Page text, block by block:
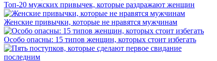
Топ-20 мужских привычек, которые раздражают женщин
Женские привычки, которые не нравятся мужчинам
Особо опасны: 15 типов женщин, которых стоит избегать